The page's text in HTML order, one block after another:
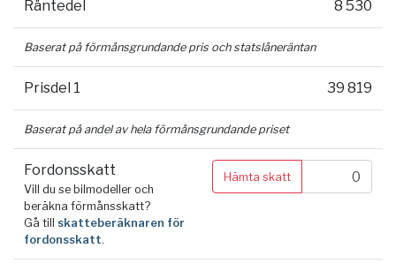
Räntedel 8 530
Baserat på förmånsgrundande pris och statslåneräntan
Prisdel 1 39 819
Baserat på andel av hela förmånsgrundande priset
Fordonsskatt
Vill du se bilmodeller och
beräkna förmånsskatt?
Gå till skatteberäknaren för
fordonsskatt.
Hämta skatt